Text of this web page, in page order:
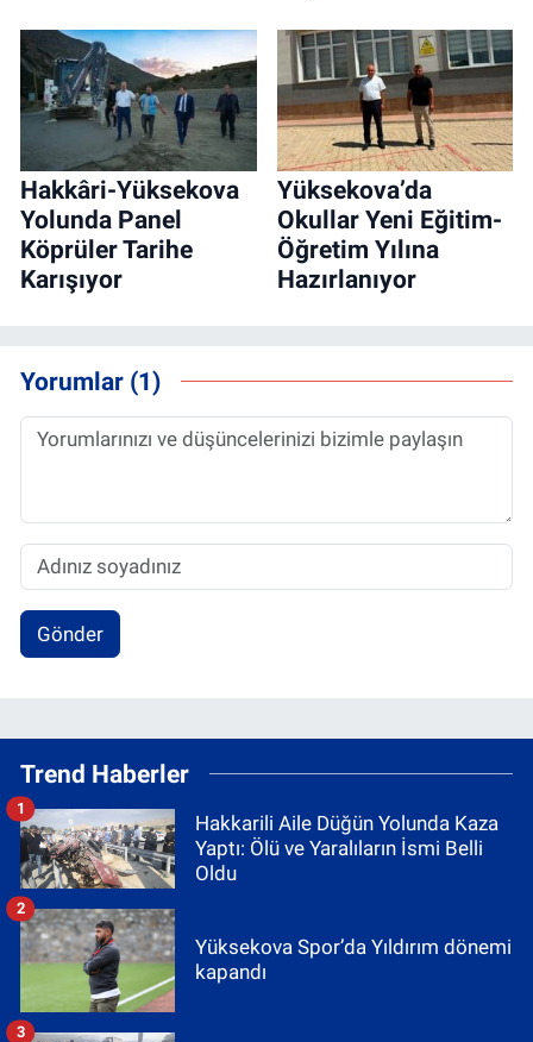
Hakkâri-Yüksekova
Yolunda Panel
Köprüler Tarihe
Karışıyor
Yüksekova’da
Okullar Yeni Eğitim-
Öğretim Yılına
Hazırlanıyor
Yorumlar (1)
Gönder
Trend Haberler
Hakkarili Aile Düğün Yolunda Kaza
Yaptı: Ölü ve Yaralıların İsmi Belli
Oldu
1
Yüksekova Spor’da Yıldırım dönemi
kapandı
2
3